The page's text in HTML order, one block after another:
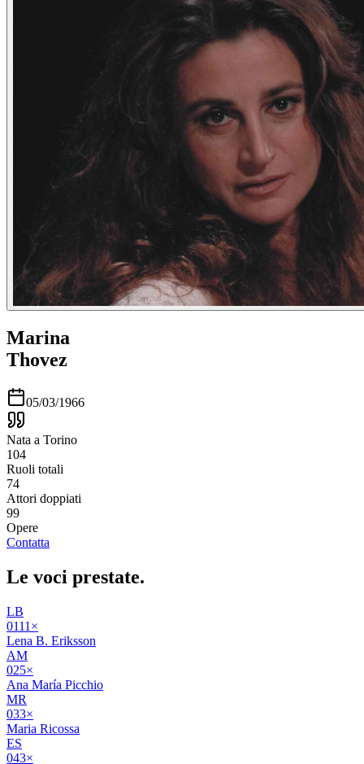
Marina
Thovez
05/03/1966
Nata a Torino
104
Ruoli totali
74
Attori doppiati
99
Opere
Contatta
Le voci prestate.
LB
0111 ×
Lena B. Eriksson
AM
025×
Ana María Picchio
MR
033×
Maria Ricossa
ES
043×